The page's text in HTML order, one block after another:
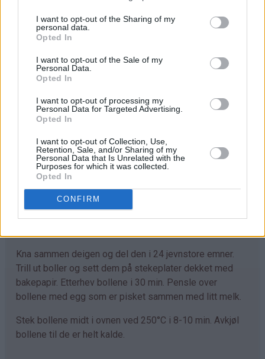
I want to opt-out of the Sharing of my
personal data.
Opted In
I want to opt-out of the Sale of my
Personal Data.
Opted In
I want to opt-out of processing my
Personal Data for Targeted Advertising.
Opted In
I want to opt-out of Collection, Use,
Retention, Sale, and/or Sharing of my
Personal Data that Is Unrelated with the
Purposes for which it was collected.
Opted In
CONFIRM
1 glass eplesyltetøy med biter (se tips)
kaneldryss
6 dl kremfløte
2-3 ss vann
kaneldryss
Fremgangsmåte
Bollene:
Smelt smøret og ha i melken. Varm opp til lunken (37°C).
Rør ut gjæren i væsken. Tilsett sukker, kanel og
bakepulver. Bland så i hvetemelet til du får en smidig
Kna sammen deigen og del den i 24 jevnstore emner.
Trill ut boller og sett dem på stekeplater dekket med
bakepapir. Etterhev bollene i 30 min. Pensle over
bollene med egg som er pisket sammen med litt melk.
Stek bollene midt i ovnen ved 250°C i 8-10 min. Avkjøl
bollene til de er helt kalde.